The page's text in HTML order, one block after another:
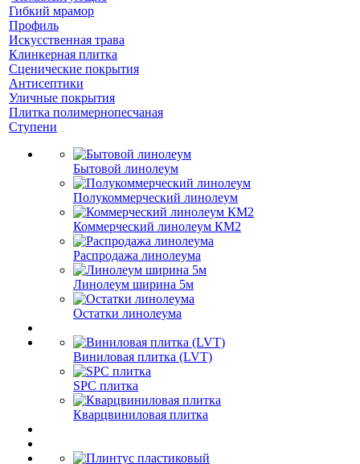
Гибкий мрамор
Профиль
Искусственная трава
Клинкерная плитка
Сценические покрытия
Антисептики
Уличные покрытия
Плитка полимернопесчаная
Ступени
Бытовой линолеум
Полукоммерческий линолеум
Коммерческий линолеум КМ2
Распродажа линолеума
Линолеум ширина 5м
Остатки линолеума
Виниловая плитка (LVT)
SPC плитка
Кварцвиниловая плитка